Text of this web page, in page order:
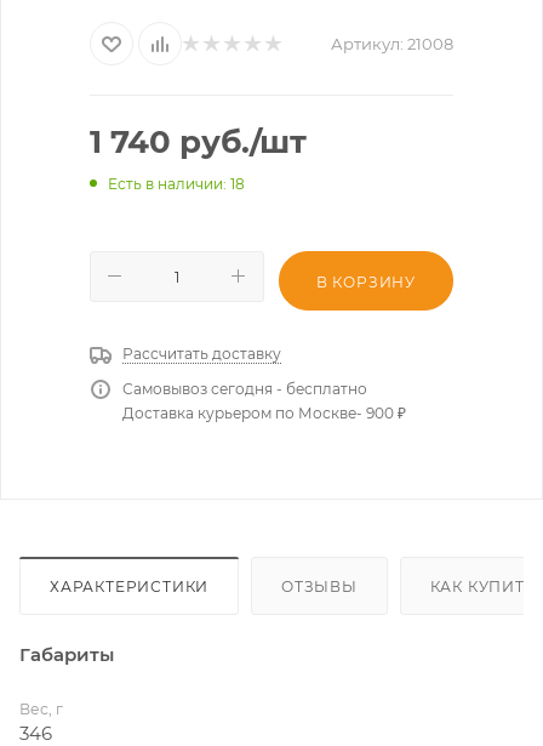
Артикул: 21008
1 740 руб./шт
Есть в наличии: 18
В КОРЗИНУ
Рассчитать доставку
Самовывоз сегодня - бесплатно
Доставка курьером по Москве- 900 ₽
ХАРАКТЕРИСТИКИ ОТЗЫВЫ КАК КУПИТЬ
Габариты
Вес, г
346